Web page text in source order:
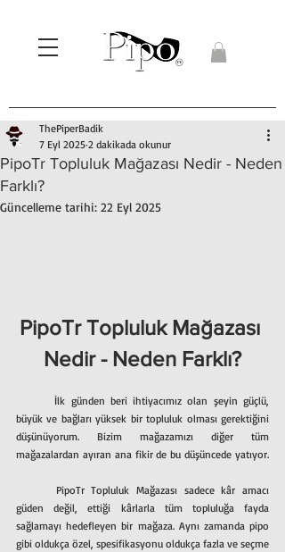
PipoTr Topluluk Mağazası Nedir - Neden
Farklı?
ThePiperBadik
7 Eyl 2025 2 dakikada okunur
Güncelleme tarihi: 22 Eyl 2025
PipoTr Topluluk Mağazası
Nedir - Neden Farklı?
	İlk günden beri ihtiyacımız olan şeyin güçlü,
büyük ve bağları yüksek bir topluluk olması gerektiğini
düşünüyorum. Bizim mağazamızı diğer tüm
mağazalardan ayıran ana fikir de bu düşüncede yatıyor.
güden değil, ettiği kârlarla tüm topluluğa fayda
sağlamayı hedefleyen bir mağaza. Aynı zamanda pipo
gibi oldukça özel, spesifikasyonu oldukça fazla ve seçme